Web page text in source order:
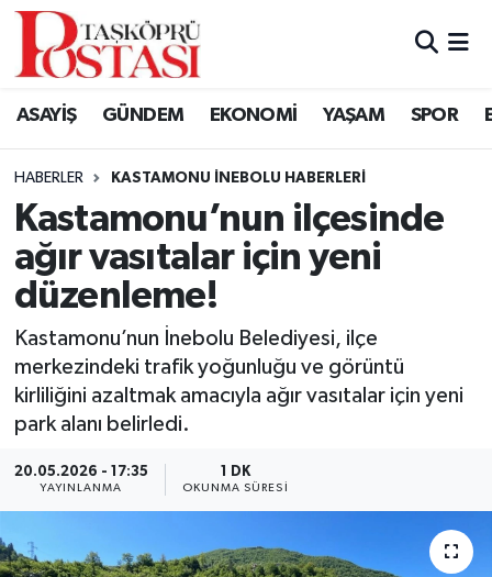
ASAYİŞ GÜNDEM EKONOMİ YAŞAM SPOR
HABERLER KASTAMONU İNEBOLU HABERLERI
Kastamonu’nun ilçesinde
ağır vasıtalar için yeni
düzenleme!
Kastamonu’nun İnebolu Belediyesi, ilçe
merkezindeki trafik yoğunluğu ve görüntü
kirliliğini azaltmak amacıyla ağır vasıtalar için yeni
park alanı belirledi.
20.05.2026 - 17:35
YAYINLANMA
1 DK
OKUNMA SÜRESI
Kastamonu Vefat Edenler
Araç Haberleri
Azdavay Haberleri
Bozkurt Haberleri
Çatalzeytin Haberleri
Cide Haberleri